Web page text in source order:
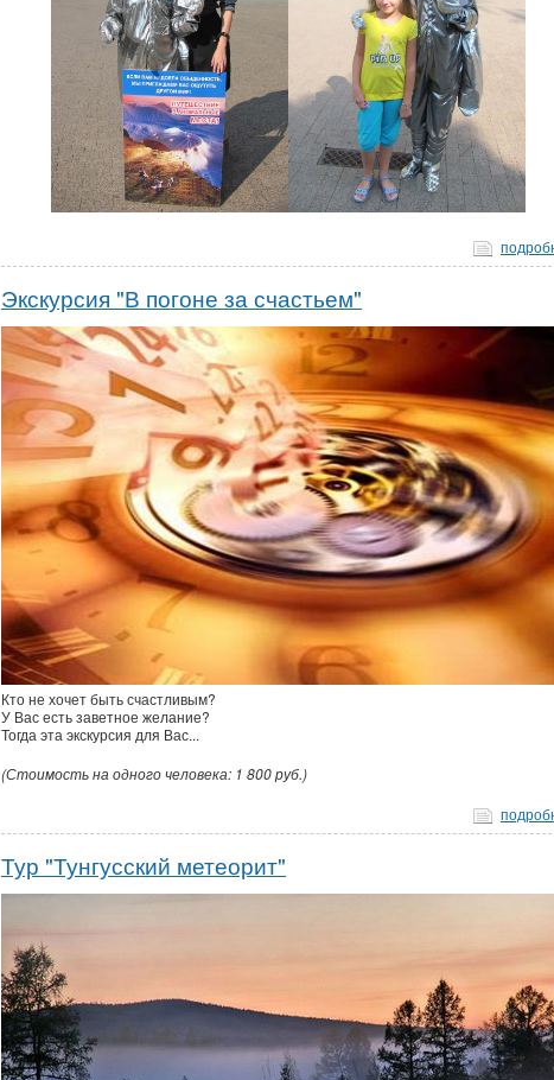
Экскурсия "В погоне за счастьем"
Кто не хочет быть счастливым?
У Вас есть заветное желание?
Тогда эта экскурсия для Вас...
(Стоимость на одного человека: 1 800 руб.)
Тур "Тунгусский метеорит"